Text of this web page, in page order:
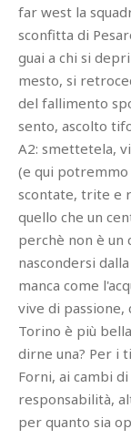
far west la
sconfitta di
guai a chi si
mesto, si
del fallimento
sento, ascolto
A2: smettetela,
(e qui
scontate, trite e
quello che un
perchè non è un
nascondersi
manca come
vive di passione,
Torino è più
dirne una? Per i
Forni, ai cambi
responsabilità,
per quanto sia